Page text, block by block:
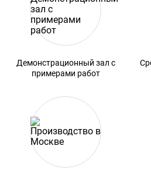
Демонстрационный зал с
примерами работ